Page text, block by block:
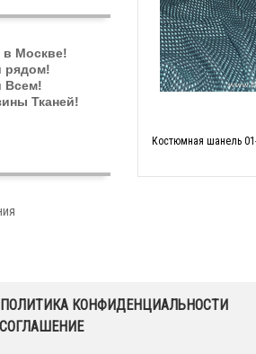
в Москве!
рядом!
Всем!
Тканей!
Костюмная шанель
ПОЛИТИКА КОНФИДЕНЦИАЛЬНОСТИ